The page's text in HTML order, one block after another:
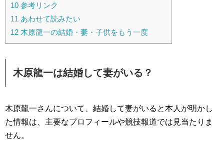
10 参考リンク
11 あわせて読みたい
12 木原龍一の結婚・妻・子供をもう一度
木原龍一は結婚して妻がいる？
木原龍一さんについて、結婚して妻がいると本人が明かし
た情報は、主要なプロフィールや競技報道では見当たりま
せん。